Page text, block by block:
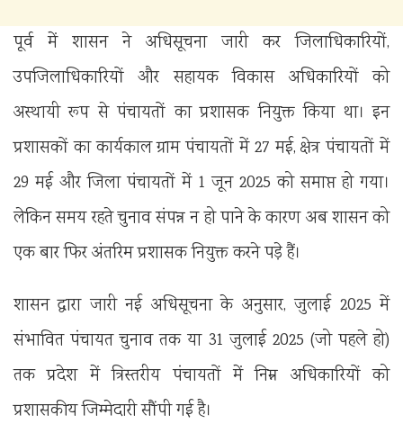
पूर्व में शासन ने अधिसूचना जारी कर जिलाधिकारियों,
उपजिलाधिकारियों और सहायक विकास अधिकारियों को
अस्थायी रूप से पंचायतों का प्रशासक नियुक्त किया था। इन
प्रशासकों का कार्यकाल ग्राम पंचायतों में 27 मई, क्षेत्र पंचायतों में
29 मई और जिला पंचायतों में 1 जून 2025 को समाप्त हो गया।
लेकिन समय रहते चुनाव संपन्न न हो पाने के कारण अब शासन को
एक बार फिर अंतरिम प्रशासक नियुक्त करने पड़े हैं।
शासन द्वारा जारी नई अधिसूचना के अनुसार, जुलाई 2025 में
संभावित पंचायत चुनाव तक या 31 जुलाई 2025 (जो पहले हो)
तक प्रदेश में त्रिस्तरीय पंचायतों में निम्न अधिकारियों को
प्रशासकीय जिम्मेदारी सौंपी गई है।